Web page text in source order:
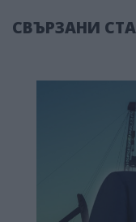
СВЪРЗАНИ